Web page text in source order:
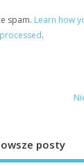
spam. Learn how
processed.
posty